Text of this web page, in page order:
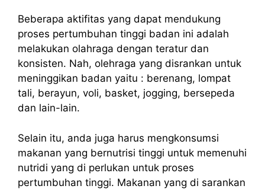
Beberapa aktifitas yang dapat mendukung
proses pertumbuhan tinggi badan ini adalah
melakukan olahraga dengan teratur dan
konsisten. Nah, olehraga yang disrankan untuk
meninggikan badan yaitu : berenang, lompat
tali, berayun, voli, basket, jogging, bersepeda
dan lain-lain.
Selain itu, anda juga harus mengkonsumsi
makanan yang bernutrisi tinggi untuk memenuhi
nutridi yang di perlukan untuk proses
pertumbuhan tinggi. Makanan yang di sarankan